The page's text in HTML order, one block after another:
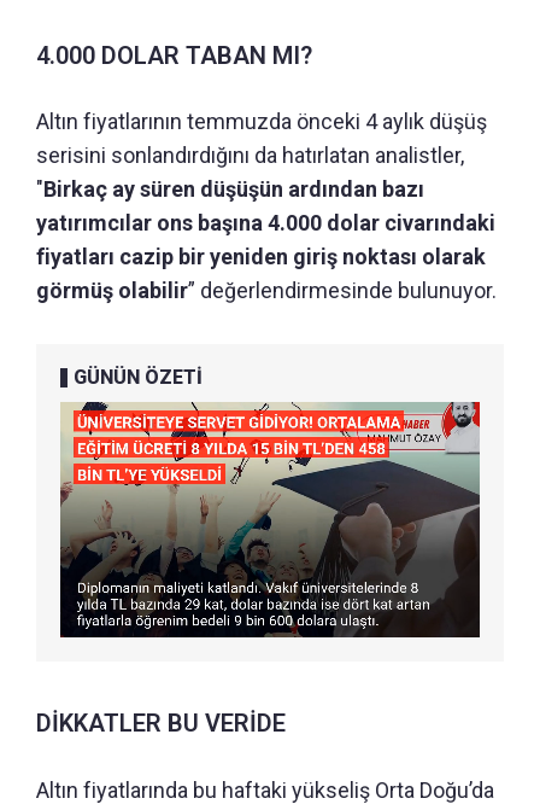
4.000 DOLAR TABAN MI?
Altın fiyatlarının temmuzda önceki 4 aylık düşüş
serisini sonlandırdığını da hatırlatan analistler,
"Birkaç ay süren düşüşün ardından bazı
yatırımcılar ons başına 4.000 dolar civarındaki
fiyatları cazip bir yeniden giriş noktası olarak
görmüş olabilir” değerlendirmesinde bulunuyor.
GÜNÜN ÖZETİ
DİKKATLER BU VERİDE
Altın fiyatlarında bu haftaki yükseliş Orta Doğu’da